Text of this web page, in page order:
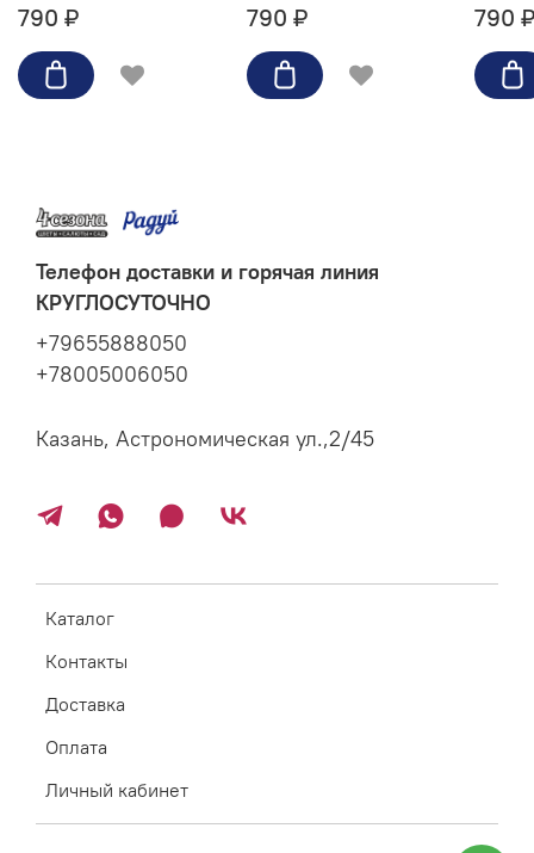
790 ₽ 790 ₽ 790 ₽
Каталог
Контакты
Доставка
Оплата
Личный кабинет
Телефон доставки и горячая линия
КРУГЛОСУТОЧНО
+79655888050
+78005006050
Казань, Астрономическая ул.,2/45